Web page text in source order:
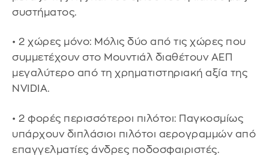
συστήματος.
• 2 χώρες μόνο: Μόλις δύο από τις χώρες που
συμμετέχουν στο Μουντιάλ διαθέτουν ΑΕΠ
μεγαλύτερο από τη χρηματιστηριακή αξία της
NVIDIA.
• 2 φορές περισσότεροι πιλότοι: Παγκοσμίως
υπάρχουν διπλάσιοι πιλότοι αερογραμμών από
επαγγελματίες άνδρες ποδοσφαιριστές.